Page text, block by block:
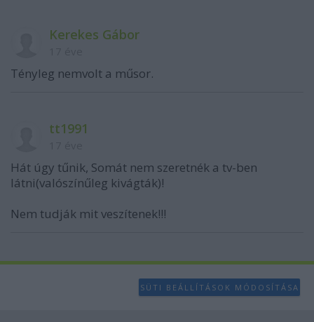
Kerekes Gábor
Tényleg nemvolt a műsor.
tt1991
Hát úgy tűnik, Somát nem szeretnék a tv-ben
látni(valószínűleg kivágták)!
Nem tudják mit veszítenek!!!
SÜTI BEÁLLÍTÁSOK MÓDOSÍTÁSA